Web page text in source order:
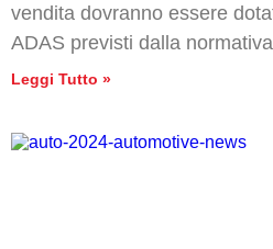
vendita dovranno essere
ADAS previsti dalla
Leggi Tutto »